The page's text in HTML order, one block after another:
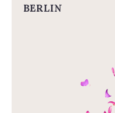
BERLIN